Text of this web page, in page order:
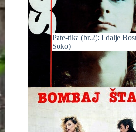
Pate-tika (br.2): I dalje
Soko)